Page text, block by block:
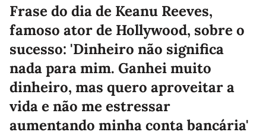
Frase do dia de Keanu Reeves,
famoso ator de Hollywood, sobre o
sucesso: 'Dinheiro não significa
nada para mim. Ganhei muito
dinheiro, mas quero aproveitar a
vida e não me estressar
aumentando minha conta bancária'